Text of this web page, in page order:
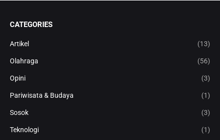
CATEGORIES
Artikel (13)
Olahraga (56)
Opini (3)
Pariwisata & Budaya (1)
Sosok (3)
Teknologi (1)